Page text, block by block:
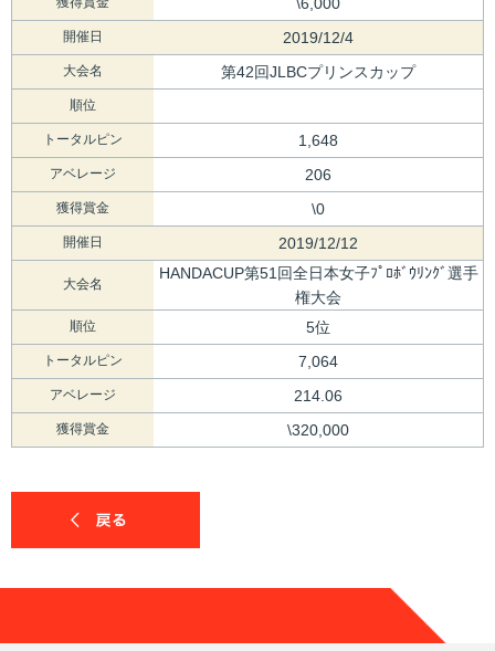
開催日 2019/12/4
大会名 第42回JLBCプリンスカップ
順位
トータルピン 1,648
アベレージ 206
獲得賞金 \0
開催日 2019/12/12
大会名
HANDACUP第51回全日本女子ﾌﾟﾛﾎﾞｳﾘﾝｸﾞ選手
権大会
順位 5位
トータルピン 7,064
アベレージ 214.06
獲得賞金 \320,000